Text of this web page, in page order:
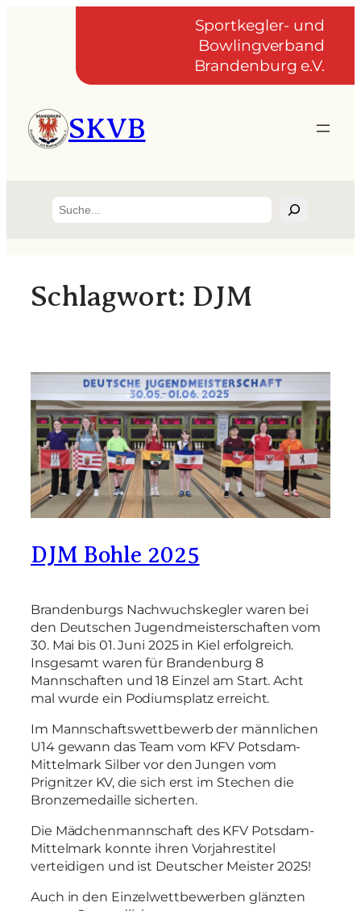
Sportkegler- und
Bowlingverband
Brandenburg e.V.
SKVB
Suchen
Schlagwort: DJM
DJM Bohle 2025
Brandenburgs Nachwuchskegler waren bei
den Deutschen Jugendmeisterschaften vom
30. Mai bis 01. Juni 2025 in Kiel erfolgreich.
Insgesamt waren für Brandenburg 8
Mannschaften und 18 Einzel am Start. Acht
mal wurde ein Podiumsplatz erreicht.
Im Mannschaftswettbewerb der männlichen
U14 gewann das Team vom KFV Potsdam-
Mittelmark Silber vor den Jungen vom
Prignitzer KV, die sich erst im Stechen die
Bronzemedaille sicherten.
Die Mädchenmannschaft des KFV Potsdam-
Mittelmark konnte ihren Vorjahrestitel
verteidigen und ist Deutscher Meister 2025!
Auch in den Einzelwettbewerben glänzten